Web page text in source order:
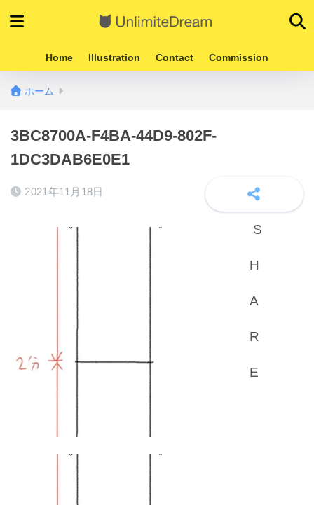
Home Illustration Contact Commission
ホーム
3BC8700A-F4BA-44D9-802F-
1DC3DAB6E0E1
2021年11月18日